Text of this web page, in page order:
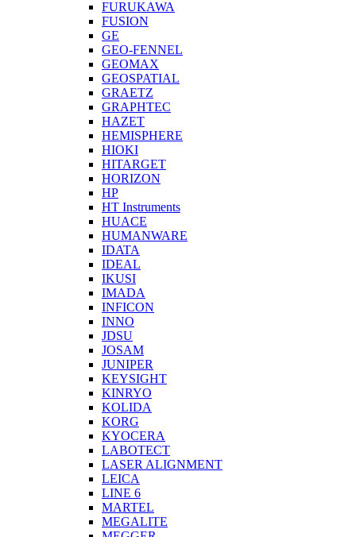
FURUKAWA
FUSION
GE
GEO-FENNEL
GEOMAX
GEOSPATIAL
GRAETZ
GRAPHTEC
HAZET
HEMISPHERE
HIOKI
HITARGET
HORIZON
HP
HT Instruments
HUACE
HUMANWARE
IDATA
IDEAL
IKUSI
IMADA
INFICON
INNO
JDSU
JOSAM
JUNIPER
KEYSIGHT
KINRYO
KOLIDA
KORG
KYOCERA
LABOTECT
LASER ALIGNMENT
LEICA
LINE 6
MARTEL
MEGALITE